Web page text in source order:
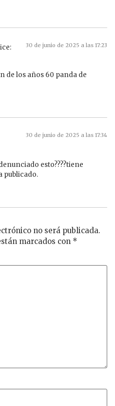
30 de junio de 2025 a las 17:23
de los años 60 panda de
30 de junio de 2025 a las 17:34
esto????tiene
publicado.
no será publicada.
marcados con *